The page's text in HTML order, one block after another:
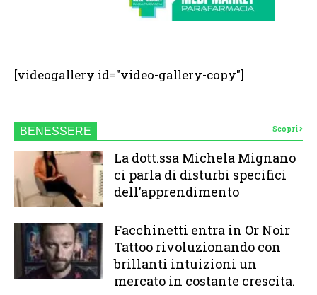
[videogallery id="video-gallery-copy"]
BENESSERE Scopri
La dott.ssa Michela Mignano
ci parla di disturbi specifici
dell’apprendimento
Facchinetti entra in Or Noir
Tattoo rivoluzionando con
brillanti intuizioni un
mercato in costante crescita.